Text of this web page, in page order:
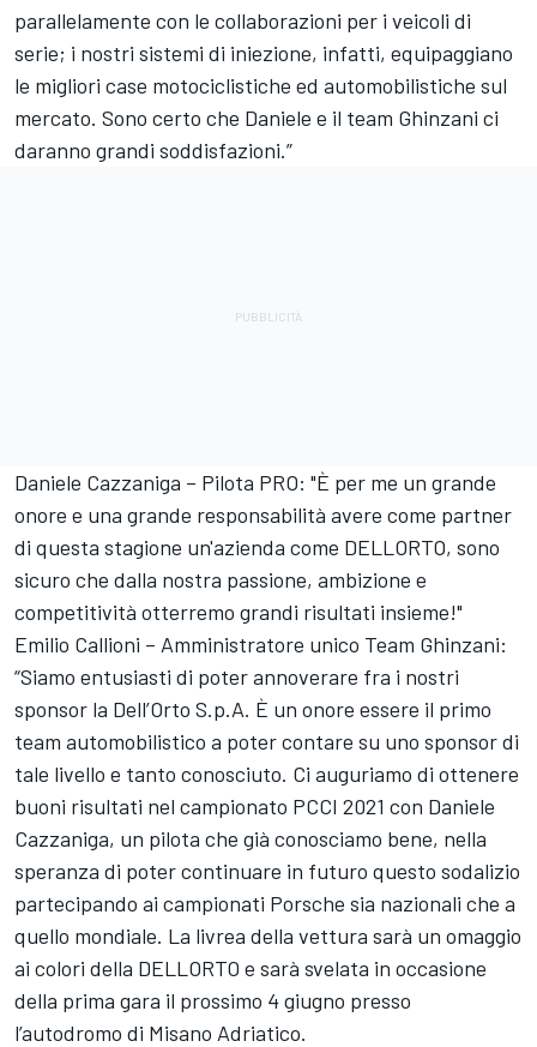
parallelamente con le collaborazioni per i veicoli di
serie; i nostri sistemi di iniezione, infatti, equipaggiano
le migliori case motociclistiche ed automobilistiche sul
mercato. Sono certo che Daniele e il team Ghinzani ci
daranno grandi soddisfazioni.”
Daniele Cazzaniga – Pilota PRO: "È per me un grande
onore e una grande responsabilità avere come partner
di questa stagione un'azienda come DELLORTO, sono
sicuro che dalla nostra passione, ambizione e
competitività otterremo grandi risultati insieme!"
Emilio Callioni – Amministratore unico Team Ghinzani:
“Siamo entusiasti di poter annoverare fra i nostri
sponsor la Dell’Orto S.p.A. È un onore essere il primo
team automobilistico a poter contare su uno sponsor di
tale livello e tanto conosciuto. Ci auguriamo di ottenere
buoni risultati nel campionato PCCI 2021 con Daniele
Cazzaniga, un pilota che già conosciamo bene, nella
speranza di poter continuare in futuro questo sodalizio
partecipando ai campionati Porsche sia nazionali che a
quello mondiale. La livrea della vettura sarà un omaggio
ai colori della DELLORTO e sarà svelata in occasione
della prima gara il prossimo 4 giugno presso
l’autodromo di Misano Adriatico.